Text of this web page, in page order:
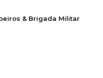
& Brigada Militar